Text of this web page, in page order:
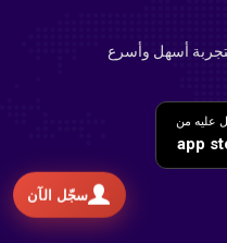
أسهل وأسرع
عليه من
app
سجّل الآن